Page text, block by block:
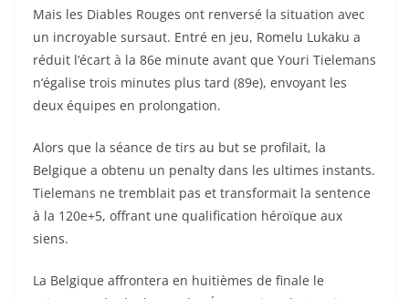
Mais les Diables Rouges ont renversé la situation avec
un incroyable sursaut. Entré en jeu, Romelu Lukaku a
réduit l’écart à la 86e minute avant que Youri Tielemans
n’égalise trois minutes plus tard (89e), envoyant les
deux équipes en prolongation.
Alors que la séance de tirs au but se profilait, la
Belgique a obtenu un penalty dans les ultimes instants.
Tielemans ne tremblait pas et transformait la sentence
à la 120e+5, offrant une qualification héroïque aux
siens.
La Belgique affrontera en huitièmes de finale le